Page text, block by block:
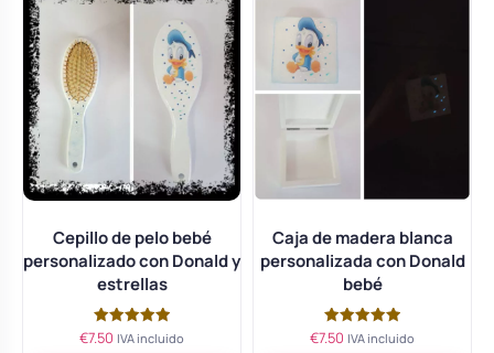
Cepillo de pelo bebé
personalizado con Donald y
estrellas
Valorado
€7.50 IVA incluido
Caja de madera blanca
personalizada con Donald
bebé
Valorado
€7.50 IVA incluido